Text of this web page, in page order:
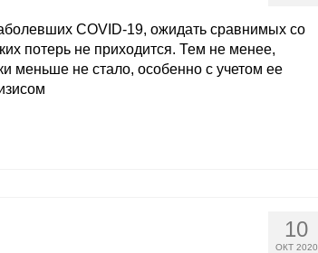
COVID-19, ожидать сравнимых со
потерь не приходится. Тем не менее,
меньше не стало, особенно с учетом ее
10
ОКТ 2020